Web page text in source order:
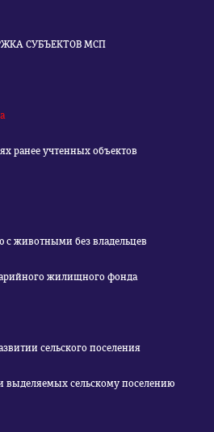
СУБЪЕКТОВ МСП
ранее учтенных объектов
животными без владельцев
жилищного фонда
сельского поселения
выделяемых сельскому поселению